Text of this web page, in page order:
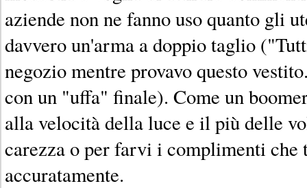
aziende non ne fanno uso quanto gli
davvero un'arma a doppio taglio
negozio mentre provavo questo
con un "uffa" finale). Come un
alla velocità della luce e il più delle
carezza o per farvi i complimenti che
accuratamente.